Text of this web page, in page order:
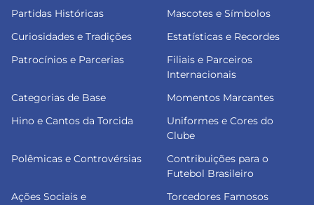
Partidas Históricas
Mascotes e Símbolos
Curiosidades e Tradições
Estatísticas e Recordes
Patrocínios e Parcerias
Filiais e Parceiros
Internacionais
Categorias de Base
Momentos Marcantes
Hino e Cantos da Torcida
Uniformes e Cores do
Clube
Polêmicas e Controvérsias
Contribuições para o
Futebol Brasileiro
Ações Sociais e
Torcedores Famosos